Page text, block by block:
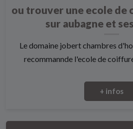
ou trouver une ecole de
sur aubagne et
Le domaine jobert chambres
recommannde l'ecole de coiffure
+ infos